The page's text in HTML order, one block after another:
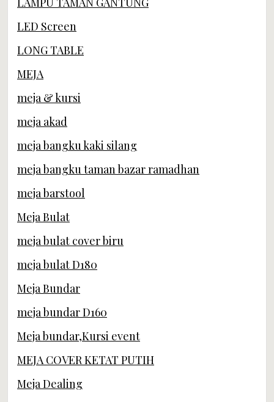
LED Screen
LONG TABLE
MEJA
meja & kursi
meja akad
meja bangku kaki silang
meja bangku taman bazar ramadhan
meja barstool
Meja Bulat
meja bulat cover biru
meja bulat D180
Meja Bundar
meja bundar D160
Meja bundar,Kursi event
MEJA COVER KETAT PUTIH
Meja Dealing